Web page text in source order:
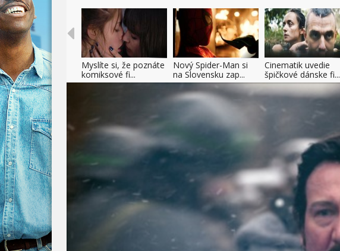
Myslíte si, že poznáte
komiksové fi...
Nový Spider-Man si
na Slovensku zap...
Cinematik uvedie
špičkové dánske fi...